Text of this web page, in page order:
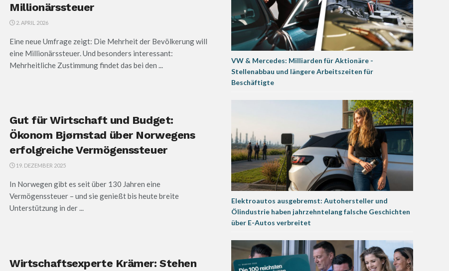
Millionärssteuer
2. APRIL 2026
Eine neue Umfrage zeigt: Die Mehrheit der Bevölkerung will
eine Millionärssteuer. Und besonders interessant:
Mehrheitliche Zustimmung findet das bei den ...
Gut für Wirtschaft und Budget:
Ökonom Bjørnstad über Norwegens
erfolgreiche Vermögenssteuer
19. DEZEMBER 2025
In Norwegen gibt es seit über 130 Jahren eine
Vermögenssteuer – und sie genießt bis heute breite
Unterstützung in der ...
Wirtschaftsexperte Krämer: Stehen
VW & Mercedes: Milliarden für Aktionäre -
Stellenabbau und längere Arbeitszeiten für
Beschäftigte
Elektroautos ausgebremst: Autohersteller und
Ölindustrie haben jahrzehntelang falsche Geschichten
über E-Autos verbreitet